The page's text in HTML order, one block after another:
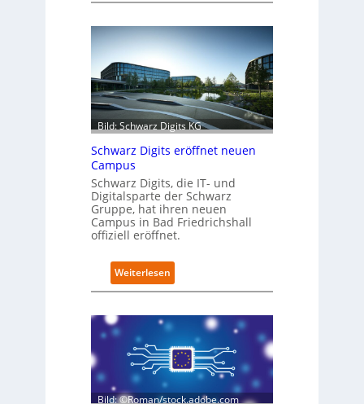
t
r
o
f
i
t
-
D
t
n
s
a
u
e
r
i
t
e
g
r
e
Bild: Schwarz Digits KG
Schwarz Digits eröffnet neuen
Campus
Schwarz Digits, die IT- und
Digitalsparte der Schwarz
Gruppe, hat ihren neuen
Campus in Bad Friedrichshall
offiziell eröffnet.
Weiterlesen:
S
h
w
a
r
z
Bild: ©Roman/stock.adobe.com